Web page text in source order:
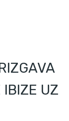
IBIZE UZ